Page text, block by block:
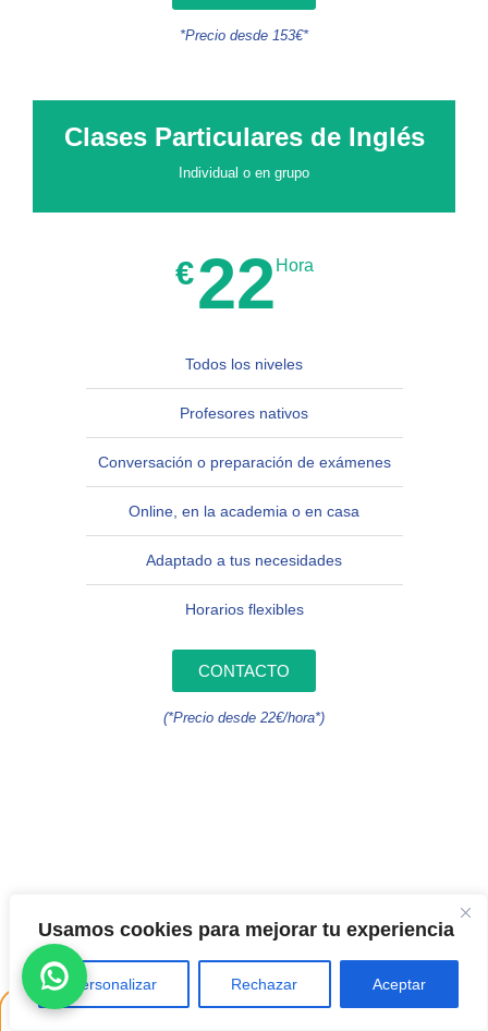
Usamos cookies para mejorar tu experiencia
Personalizar Rechazar Aceptar
*Precio desde 153€*
Clases Particulares de Inglés
Individual o en grupo
€22 Hora
Todos los niveles
Profesores nativos
Conversación o preparación de exámenes
Online, en la academia o en casa
Adaptado a tus necesidades
Horarios flexibles
CONTACTO
(*Precio desde 22€/hora*)
OPINIONES SOBRE NUESTRA ACADEMIA
INGLÉS